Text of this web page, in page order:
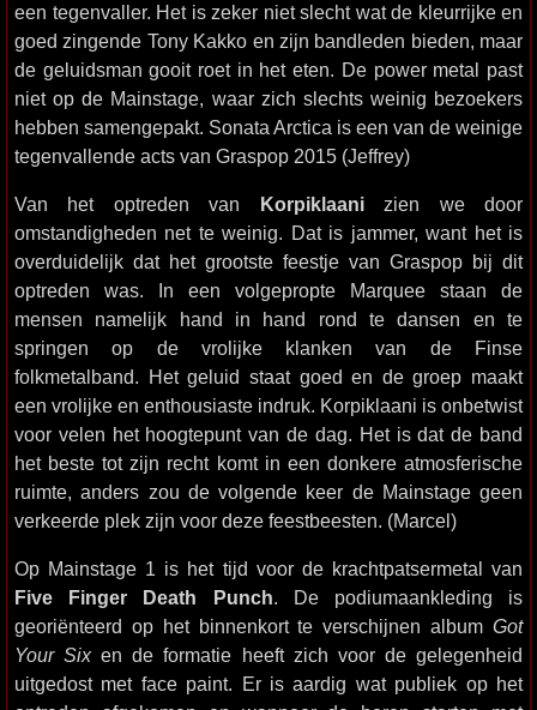
een tegenvaller. Het is zeker niet slecht wat de kleurrijke en
goed zingende Tony Kakko en zijn bandleden bieden, maar
de geluidsman gooit roet in het eten. De power metal past
niet op de Mainstage, waar zich slechts weinig bezoekers
hebben samengepakt. Sonata Arctica is een van de weinige
tegenvallende acts van Graspop 2015 (Jeffrey)
Van het optreden van Korpiklaanizien we door
omstandigheden net te weinig. Dat is jammer, want het is
overduidelijk dat het grootste feestje van Graspop bij dit
optreden was. In een volgepropte Marquee staan de
mensen namelijk hand in hand rond te dansen en te
springen op de vrolijke klanken van de Finse
folkmetalband. Het geluid staat goed en de groep maakt
een vrolijke en enthousiaste indruk. Korpiklaani is onbetwist
voor velen het hoogtepunt van de dag. Het is dat de band
het beste tot zijn recht komt in een donkere atmosferische
ruimte, anders zou de volgende keer de Mainstage geen
verkeerde plek zijn voor deze feestbeesten. (Marcel)
Op Mainstage 1 is het tijd voor de krachtpatsermetal van
Five Finger Death Punch. De podiumaankleding is
georiënteerd op het binnenkort te verschijnen album Got
Your Sixen de formatie heeft zich voor de gelegenheid
uitgedost met face paint. Er is aardig wat publiek op het